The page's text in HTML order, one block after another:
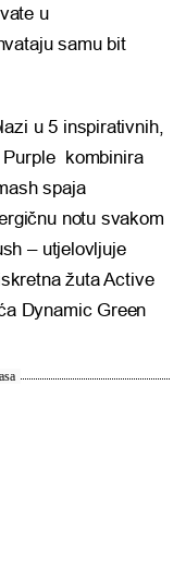
u
samu bit
u 5 inspirativnih,
kombinira
spaja
notu svakom
– utjelovljuje
žuta Active
Dynamic Green